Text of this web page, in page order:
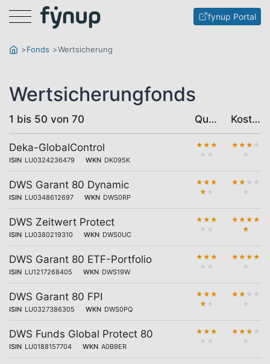
Menu fynup Portal
Fonds Wertsicherung
Wertsicherungfonds
1 bis 50 von 70 Qualität Kosten
Deka-GlobalControl
ISIN LU0324236479 WKN DK095K
★ ★ ★
★ ★
★ ★ ★ ★
★
DWS Garant 80 Dynamic
ISIN LU0348612697 WKN DWS0RP
★ ★ ★
★ ★
★ ★ ★ ★
★
DWS Zeitwert Protect
ISIN LU0380219310 WKN DWS0UC
★ ★ ★
★ ★
★ ★ ★ ★
★
DWS Garant 80 ETF-Portfolio
ISIN LU1217268405 WKN DWS19W
★ ★ ★
★ ★
★ ★ ★ ★
★
DWS Garant 80 FPI
ISIN LU0327386305 WKN DWS0PQ
★ ★ ★
★ ★
★ ★ ★ ★
★
DWS Funds Global Protect 80
ISIN LU0188157704 WKN A0B9ER
★ ★ ★
★ ★
★ ★ ★ ★
★